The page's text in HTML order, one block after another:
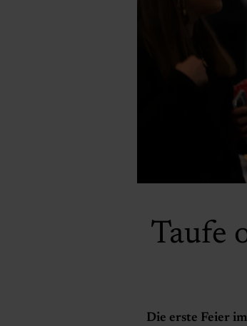
Taufe
Die erste Feier